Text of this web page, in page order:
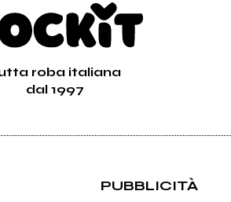
roba italiana
dal 1997
PUBBLICITÀ